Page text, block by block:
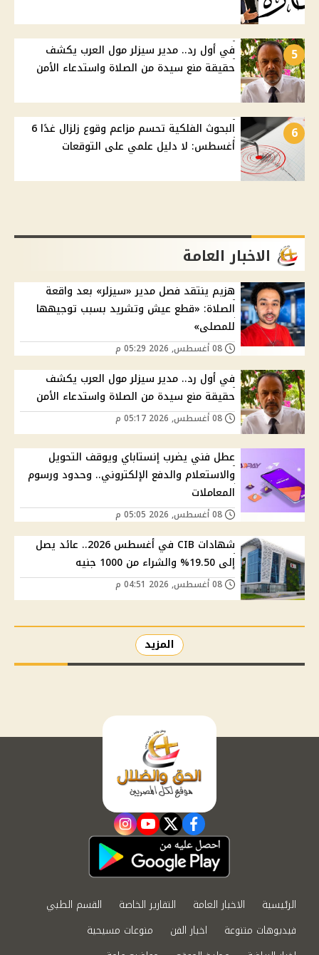
5
في أول رد.. مدير سيزلر مول العرب يكشف
حقيقة منع سيدة من الصلاة واستدعاء الأمن
6
البحوث الفلكية تحسم مزاعم وقوع زلزال غدًا 6
أغسطس: لا دليل علمي على التوقعات
الاخبار العامة
هزيم ينتقد فصل مدير «سيزلر» بعد واقعة
الصلاة: «قطع عيش وتشريد بسبب توجيهها
للمصلى»
في أول رد.. مدير سيزلر مول العرب يكشف
حقيقة منع سيدة من الصلاة واستدعاء الأمن
عطل فني يضرب إنستاباي ويوقف التحويل
والاستعلام والدفع الإلكتروني.. وحدود ورسوم
المعاملات
شهادات CIB في أغسطس 2026.. عائد يصل
إلى 19.50% والشراء من 1000 جنيه
المزيد
facebook
twitter
youtube
instagram
الرئيسية الاخبار العامة التقارير الخاصة
القسم الطبي
فيديوهات متنوعة
اخبار الفن
منوعات مسيحية